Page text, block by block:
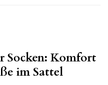
Socken: Komfort
im Sattel